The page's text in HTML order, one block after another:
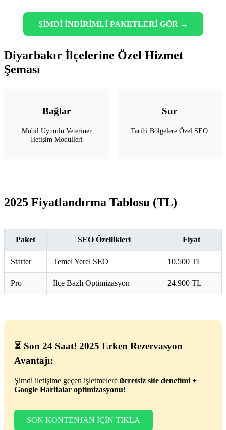
ŞİMDİ İNDİRİMLİ PAKETLERİ GÖR →
Diyarbakır İlçelerine Özel Hizmet
Şeması
Bağlar
Mobil Uyumlu Veteriner
İletişim Modülleri
Sur
Tarihi Bölgelere Özel SEO
2025 Fiyatlandırma Tablosu (TL)
Paket SEO Özellikleri Fiyat
Starter Temel Yerel SEO 10.500 TL
Pro İlçe Bazlı Optimizasyon 24.900 TL
⏳ Son 24 Saat! 2025 Erken Rezervasyon
Avantajı:
Şimdi iletişime geçen işletmelere ücretsiz site denetimi +
Google Haritalar optimizasyonu!
SON KONTENJAN İÇİN TIKLA